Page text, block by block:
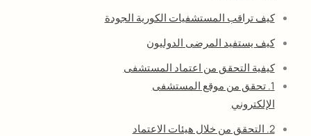
كيف تراقب المستشفيات الكورية الجودة
كيف يستفيد المرضى الدوليون
كيفية التحقق من اعتماد المستشفى
1. تحقق من موقع المستشفى
الإلكتروني
2. التحقق من خلال هيئات الاعتماد